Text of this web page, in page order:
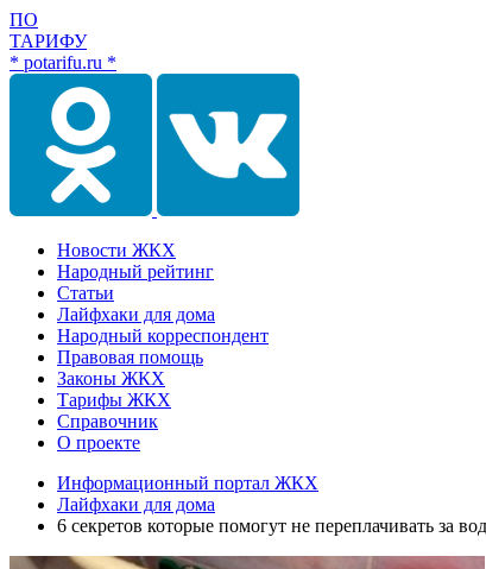
ПО
ТАРИФУ
* potarifu.ru *
Новости ЖКХ
Народный рейтинг
Статьи
Лайфхаки для дома
Народный корреспондент
Правовая помощь
Законы ЖКХ
Тарифы ЖКХ
Справочник
О проекте
Информационный портал ЖКХ
Лайфхаки для дома
6 секретов которые помогут не переплачивать за